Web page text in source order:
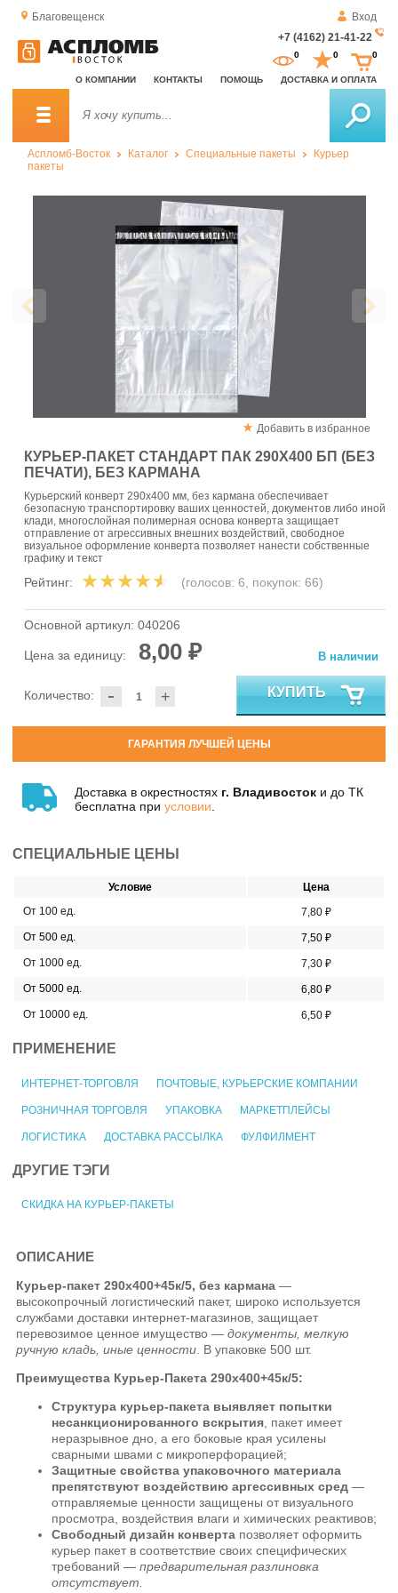
Благовещенск
Вход
+7 (4162) 21-41-22
О КОМПАНИИ КОНТАКТЫ ПОМОЩЬ ДОСТАВКА И ОПЛАТА
0 0 0
Аспломб-Восток Каталог Специальные пакеты
Курьер
пакеты
Добавить в избранное
КУРЬЕР-ПАКЕТ СТАНДАРТ ПАК 290Х400 БП (БЕЗ
ПЕЧАТИ), БЕЗ КАРМАНА
Курьерский конверт 290х400 мм, без кармана обеспечивает
безопасную транспортировку ваших ценностей, документов либо иной
клади, многослойная полимерная основа конверта защищает
отправление от агрессивных внешних воздействий, свободное
визуальное оформление конверта позволяет нанести собственные
графику и текст
Рейтинг: (голосов: 6, покупок: 66)
Основной артикул: 040206
Цена за единицу: 8,00 ₽
- +
Количество:
В наличии
КУПИТЬ
ГАРАНТИЯ ЛУЧШЕЙ ЦЕНЫ
Доставка в окрестностях г. Владивосток и до ТК
бесплатна при условии
СПЕЦИАЛЬНЫЕ ЦЕНЫ
Условие
Цена
От 100 ед.
7,80 ₽
От 500 ед.
7,50 ₽
От 1000 ед.
7,30 ₽
От 5000 ед.
6,80 ₽
От 10000 ед.
6,50 ₽
ПРИМЕНЕНИЕ
ИНТЕРНЕТ-ТОРГОВЛЯ ПОЧТОВЫЕ, КУРЬЕРСКИЕ КОМПАНИИ
РОЗНИЧНАЯ ТОРГОВЛЯ УПАКОВКА МАРКЕТПЛЕЙСЫ
ЛОГИСТИКА ДОСТАВКА РАССЫЛКА ФУЛФИЛМЕНТ
ДРУГИЕ ТЭГИ
СКИДКА НА КУРЬЕР-ПАКЕТЫ
ОПИСАНИЕ
Курьер-пакет 290х400+45к/5, без кармана —
высокопрочный логистический пакет, широко используется
службами доставки интернет-магазинов, защищает
перевозимое ценное имущество — документы, мелкую
ручную кладь, иные ценности . В упаковке 500 шт.
Преимущества Курьер-Пакета 290х400+45к/5:
Структура курьер-пакета выявляет попытки
несанкционированного вскрытия , пакет имеет
неразрывное дно, а его боковые края усилены
сварными швами с микроперфорацией;
Защитные свойства упаковочного материала
препятствуют воздействию аргессивных сред —
отправляемые ценности защищены от визуального
просмотра, воздействия влаги и химических реактивов;
Свободный дизайн конверта позволяет оформить
курьер пакет в соответствие своих специфических
требований —предварительная разлиновка
отсутствует.